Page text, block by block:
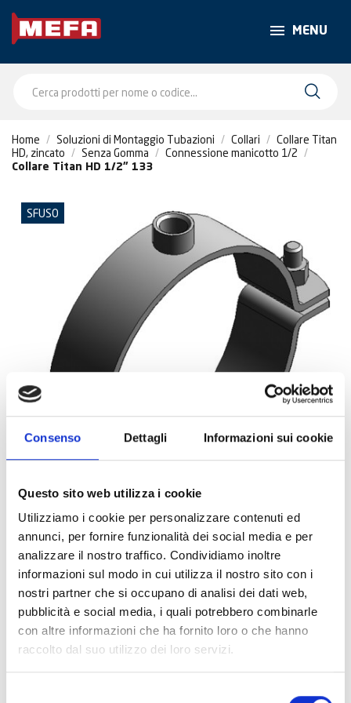
Consenso Dettagli Informazioni sui cookie
Questo sito web utilizza i cookie
Utilizziamo i cookie per personalizzare contenuti ed
annunci, per fornire funzionalità dei social media e per
analizzare il nostro traffico. Condividiamo inoltre
informazioni sul modo in cui utilizza il nostro sito con i
nostri partner che si occupano di analisi dei dati web,
pubblicità e social media, i quali potrebbero combinarle
con altre informazioni che ha fornito loro o che hanno
raccolto dal suo utilizzo dei loro servizi.
MENU
Home Soluzioni di Montaggio Tubazioni Collari
Collare Titan
HD, zincato
Senza Gomma Connessione manicotto 1/2
Collare Titan HD 1/2" 133
SFUSO
0072584
Collare Titan HD 1/2" 133
Per visualizzare i prezzi e acquistare, devi
effettuare il login.